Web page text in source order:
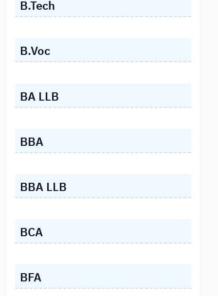
B.Tech
B.Voc
BA LLB
BBA
BBA LLB
BCA
BFA